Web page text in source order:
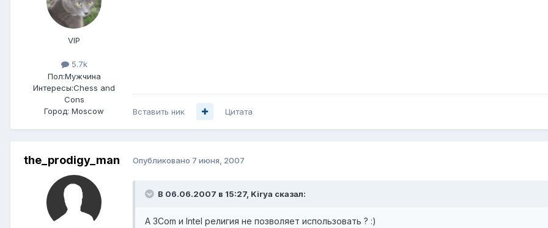
VIP
5.7k
Пол:Мужчина
Интересы:Chess and
Cons
Город: Moscow Вставить ник Цитата
the_prodigy_man Опубликовано 7 июня, 2007
В 06.06.2007 в 15:27, Kirya сказал:
А 3Com и Intel религия не позволяет использовать ? :)